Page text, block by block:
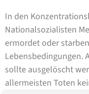
In den
Nationalsozialisten
ermordet oder
Lebensbedingungen.
sollte ausgelöscht
allermeisten Toten